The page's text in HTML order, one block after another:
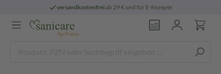
versandkostenfreiab 29 € und für E-Rezepte